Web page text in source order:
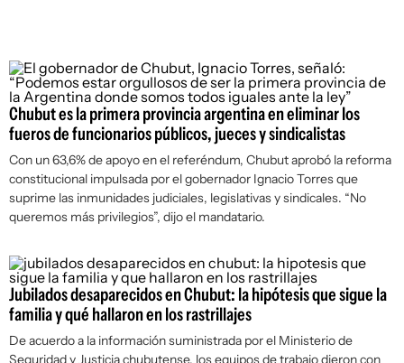
Chubut es la primera provincia argentina en eliminar los
fueros de funcionarios públicos, jueces y sindicalistas
Con un 63,6% de apoyo en el referéndum, Chubut aprobó la reforma
constitucional impulsada por el gobernador Ignacio Torres que
suprime las inmunidades judiciales, legislativas y sindicales. “No
queremos más privilegios”, dijo el mandatario.
Jubilados desaparecidos en Chubut: la hipótesis que sigue la
familia y qué hallaron en los rastrillajes
De acuerdo a la información suministrada por el Ministerio de
Seguridad y Justicia chubutense, los equipos de trabajo dieron con